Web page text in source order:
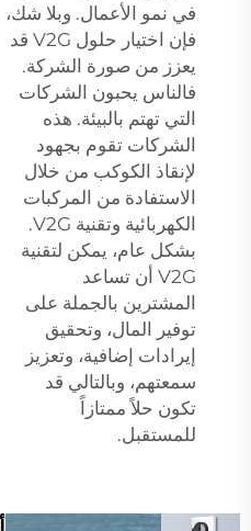
في نمو الأعمال. وبلا شك،
فإن اختيار حلول V2G قد
يعزز من صورة الشركة.
فالناس يحبون الشركات
التي تهتم بالبيئة. هذه
الشركات تقوم بجهود
لإنقاذ الكوكب من خلال
الاستفادة من المركبات
الكهربائية وتقنية V2G.
بشكل عام، يمكن لتقنية
V2G أن تساعد
المشترين بالجملة على
توفير المال، وتحقيق
إيرادات إضافية، وتعزيز
سمعتهم، وبالتالي قد
تكون حلاً ممتازاً
للمستقبل.